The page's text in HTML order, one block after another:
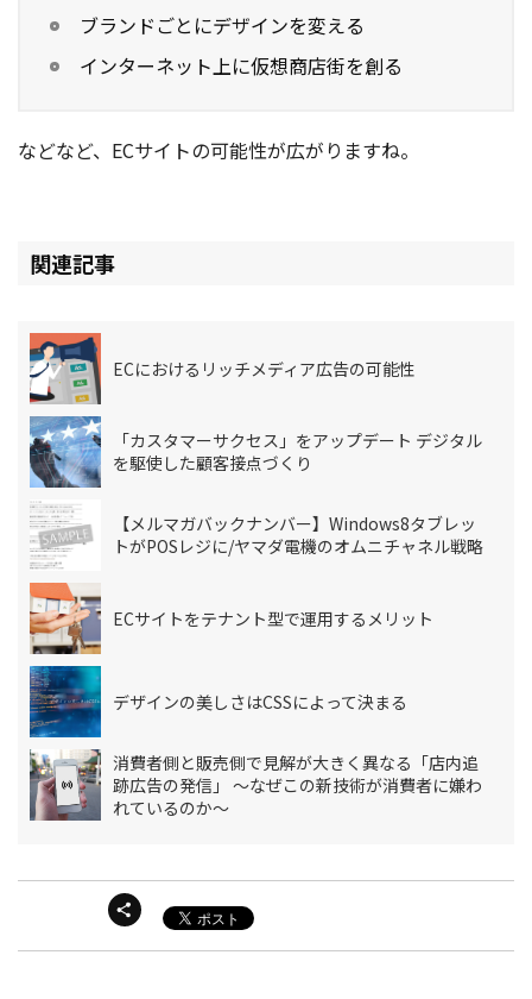
ブランドごとにデザインを変える
インターネット上に仮想商店街を創る
などなど、ECサイトの可能性が広がりますね。
関連記事
ECにおけるリッチメディア広告の可能性
「カスタマーサクセス」をアップデート デジタル
を駆使した顧客接点づくり
【メルマガバックナンバー】Windows8タブレッ
トがPOSレジに/ヤマダ電機のオムニチャネル戦略
ECサイトをテナント型で運用するメリット
デザインの美しさはCSSによって決まる
消費者側と販売側で見解が大きく異なる「店内追
跡広告の発信」 ～なぜこの新技術が消費者に嫌わ
れているのか～